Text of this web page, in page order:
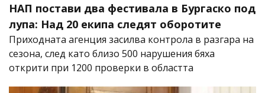
НАП постави два фестивала в Бургаско под
лупа: Над 20 екипа следят оборотите
Приходната агенция засилва контрола в разгара на
сезона, след като близо 500 нарушения бяха
открити при 1200 проверки в областта